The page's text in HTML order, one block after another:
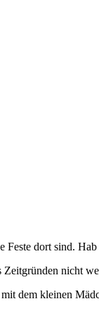
dort sind.
Zeitgründen nicht
dem kleinen